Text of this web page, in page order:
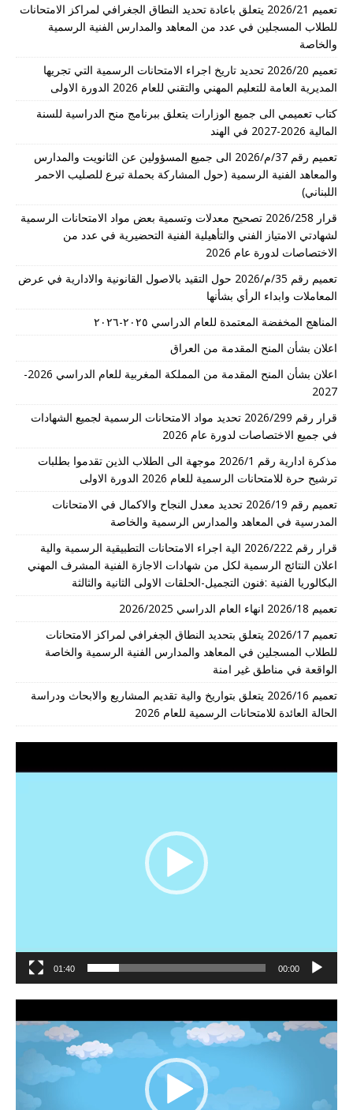
تعميم 2026/21 يتعلق باعادة تحديد النطاق الجغرافي لمراكز الامتحانات
للطلاب المسجلين في عدد من المعاهد والمدارس الفنية الرسمية
والخاصة
تعميم 2026/20 تحديد تاريخ اجراء الامتحانات الرسمية التي تجريها
المديرية العامة للتعليم المهني والتقني للعام 2026 الدورة الاولى
كتاب تعميمي الى جميع الوزارات يتعلق ببرنامج منح الدراسية للسنة
المالية 2026-2027 في الهند
تعميم رقم 37/م/2026 الى جميع المسؤولين عن الثانويت والمدارس
والمعاهد الفنية الرسمية (حول المشاركة بحملة تبرع للصليب الاحمر
اللبناني)
قرار 2026/258 تصحيح معدلات وتسمية بعض مواد الامتحانات الرسمية
لشهادتي الامتياز الفني والتأهيلية الفنية التحضيرية في عدد من
الاختصاصات لدورة عام 2026
تعميم رقم 35/م/2026 حول التقيد بالاصول القانونية والادارية في عرض
المعاملات وابداء الرأي بشأنها
المناهج المخفضة المعتمدة للعام الدراسي ٢٠٢٥-٢٠٢٦
اعلان بشأن المنح المقدمة من العراق
اعلان بشأن المنح المقدمة من المملكة المغربية للعام الدراسي 2026-
2027
قرار رقم 2026/299 تحديد مواد الامتحانات الرسمية لجميع الشهادات
في جميع الاختصاصات لدورة عام 2026
مذكرة ادارية رقم 2026/1 موجهة الى الطلاب الذين تقدموا بطلبات
ترشيح حرة للامتحانات الرسمية للعام 2026 الدورة الاولى
تعميم رقم 2026/19 تحديد معدل النجاح والاكمال في الامتحانات
المدرسية في المعاهد والمدارس الرسمية والخاصة
قرار رقم 2026/222 الية اجراء الامتحانات التطبيقية الرسمية والية
اعلان النتائج الرسمية لكل من شهادات الاجازة الفنية المشرف المهني
البكالوريا الفنية :فنون التجميل-الحلقات الاولى الثانية والثالثة
تعميم 2026/18 انهاء العام الدراسي 2026/2025
تعميم 2026/17 يتعلق بتحديد النطاق الجغرافي لمراكز الامتحانات
للطلاب المسجلين في المعاهد والمدارس الفنية الرسمية والخاصة
الواقعة في مناطق غير امنة
تعميم 2026/16 يتعلق بتواريخ والية تقديم المشاريع والابحاث ودراسة
الحالة العائدة للامتحانات الرسمية للعام 2026
00:00
01:40
الفيديو